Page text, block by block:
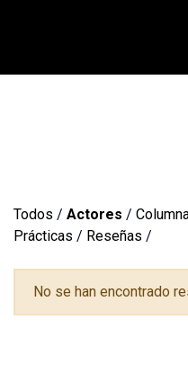
Todos / Actores /
Prácticas / Reseñas /
No se han encontrado